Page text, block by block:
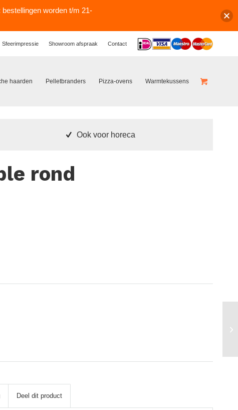
Sfeerimpressie Showroom afspraak Contact Logos
haarden Pelletbranders Pizza-ovens Warmtekussens
Ook voor horeca
rond
Deel dit product
worden t/m 21-